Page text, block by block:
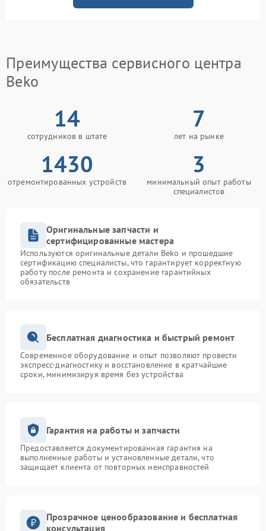
Преимущества сервисного центра
Beko
14
сотрудников в штате
7
лет на рынке
1430
отремонтированных устройств
3
минимальный опыт работы
специалистов
Оригинальные запчасти и
сертифицированные мастера
Используются оригинальные детали Beko и прошедшие
сертификацию специалисты, что гарантирует корректную
работу после ремонта и сохранение гарантийных
обязательств
Бесплатная диагностика и быстрый ремонт
Современное оборудование и опыт позволяют провести
экспресс-диагностику и восстановление в кратчайшие
сроки, минимизируя время без устройства
Гарантия на работы и запчасти
Предоставляется документированная гарантия на
выполненные работы и установленные детали, что
защищает клиента от повторных неисправностей
Прозрачное ценообразование и бесплатная
консультация